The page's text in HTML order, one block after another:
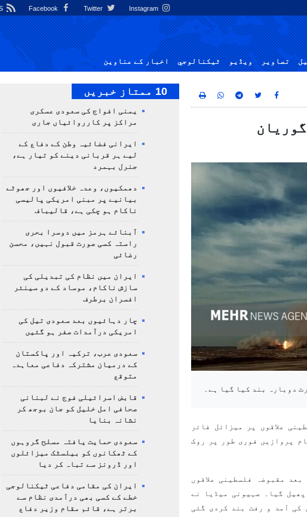
Instagram
تصاوير ویڈیو ٹيكنالوجي اخبار کے عناوین
دوبارہ بند کیا گیا ہے۔
علاقوں پر میزائل فائر
پروازیں فوری طور پر روک
کے بعد مقبوضہ فلسطینی علاقوں
گیا۔ صہیونی میڈیا نے
کی آمد و رفت بند کردی گئی
10 ممتاز خبریں
یمنی افواج کی سعودی عسکری
مراکز پر کارروائیاں جاری
ایرانی فضائیہ وطن کے دفاع کے
لیے ہر قربانی دینے کو تیار ہے،
جنرل بہمرد
دھمکیوں، وعدہ خلافیوں اور جھوٹے
بیانیے پر مبنی امریکی پالیسی
ناکام ہو چکی ہے، قالیباف
آبنائے ہرمز میں دوسرا بحری
راستہ کسی صورت قبول نہیں، محسن
رضائی
ایران میں نظام کی تبدیلی کی
سازش ناکام، موساد کے دو سینئر
افسران برطرف
چار دہائیوں بعد سعودی تیل کی
امریکی درآمدات صفر ہو گئیں
سعودی عرب، ترکیہ اور پاکستان
کے درمیان مشترکہ دفاعی معاہدہ
متوقع
قابض اسرائیلی فوج نے لبنانی
صحافی امل خلیل کو جان بوجھ کر
نشانہ بنایا
سعودی حمایت یافتہ مسلح گروہوں
کے ٹھکانوں کو بیلسٹک میزائلوں
اور ڈرونز سے تباہ کر دیا
ایران کی مقامی دفاعی ٹیکنالوجی
خطے کے کسی بھی درآمدی نظام سے
برتر ہے، قائم مقام وزیر دفاع